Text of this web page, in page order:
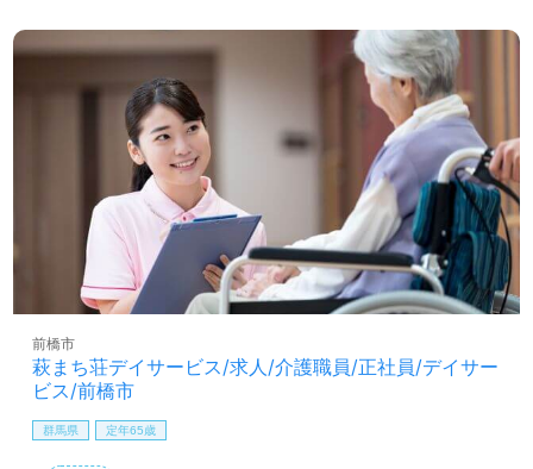
萩まち荘デイサービス/求人/介護職員/正社員/デイサー
ビス/前橋市
前橋市
群馬県 定年65歳